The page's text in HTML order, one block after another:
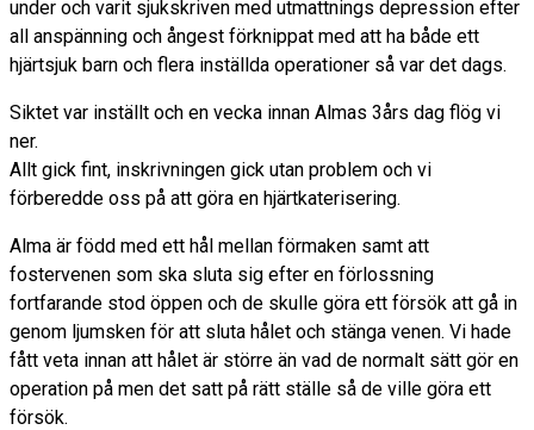
under och varit sjukskriven med utmattnings depression efter
all anspänning och ångest förknippat med att ha både ett
hjärtsjuk barn och flera inställda operationer så var det dags.
Siktet var inställt och en vecka innan Almas 3års dag flög vi
ner.
Allt gick fint, inskrivningen gick utan problem och vi
förberedde oss på att göra en hjärtkaterisering.
Alma är född med ett hål mellan förmaken samt att
fostervenen som ska sluta sig efter en förlossning
fortfarande stod öppen och de skulle göra ett försök att gå in
genom ljumsken för att sluta hålet och stänga venen. Vi hade
fått veta innan att hålet är större än vad de normalt sätt gör en
operation på men det satt på rätt ställe så de ville göra ett
försök.